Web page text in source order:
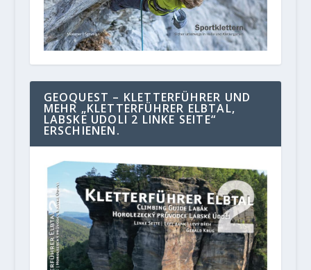
GEOQUEST – KLETTERFÜHRER UND
MEHR „KLETTERFÜHRER ELBTAL,
LABSKE UDOLI 2 LINKE SEITE“
ERSCHIENEN.